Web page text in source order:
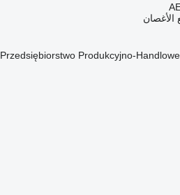
الأغصان
Przedsiębiorstwo Produkcyjno-